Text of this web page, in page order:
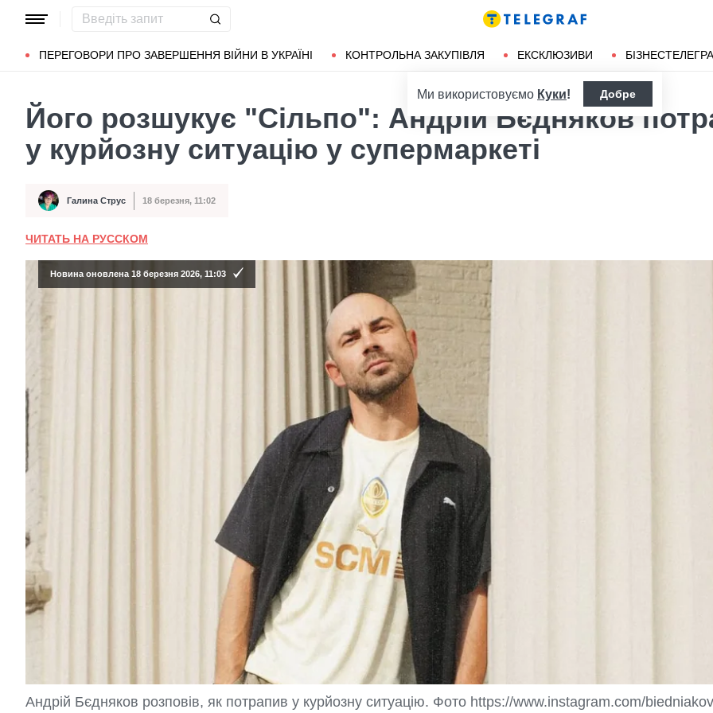
ПЕРЕГОВОРИ ПРО ЗАВЕРШЕННЯ ВІЙНИ В УКРАЇНІ КОНТРОЛЬНА ЗАКУПІВЛЯ ЕКСКЛЮЗИВИ
Популярні запити Маріуполь Донбас
Ми використовуємо Куки! Добре
Його розшукує "Сільпо": Андрій Бєдняков
у курйозну ситуацію у супермаркеті
Автор Галина Струс
Дата публікації 18 березня, 11:02
ЧИТАТЬ НА РУССКОМ
Новина оновлена 18 березня 2026, 11:03
Андрій Бєдняков розповів, як потрапив у курйозну ситуацію. Фото https://www.instagram.com/biedniakov